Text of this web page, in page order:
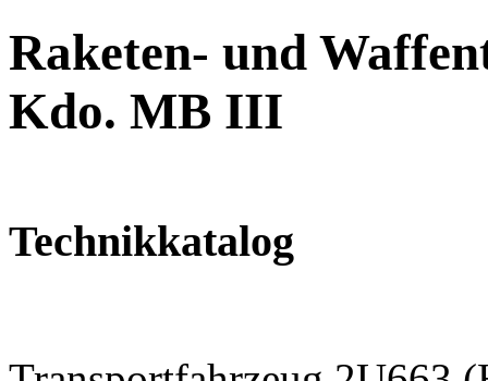
Raketen- und
Kdo. MB III
Technikkatalog